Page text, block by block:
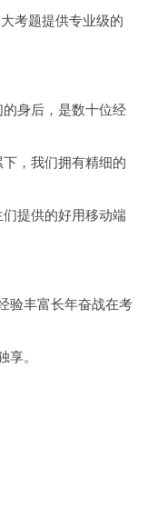
考题提供专业级的
身后，是数十位经
，我们拥有精细的
提供的好用移动端
验丰富长年奋战在考
享。